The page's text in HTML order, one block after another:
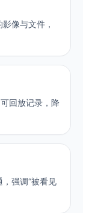
像与文件，
回放记录，降
强调“被看见